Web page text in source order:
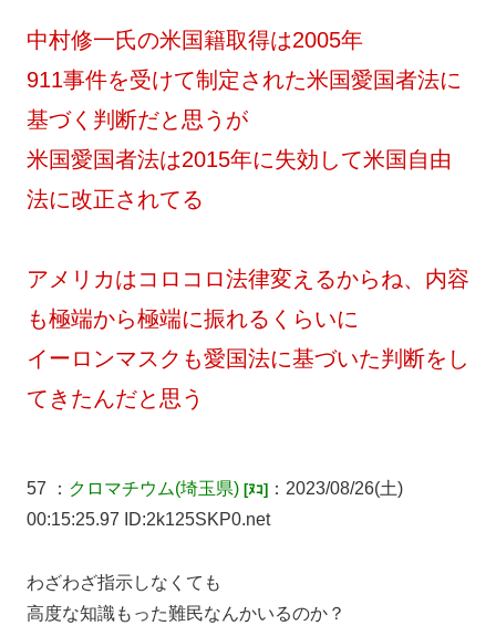
中村修一氏の米国籍取得は2005年
911事件を受けて制定された米国愛国者法に
基づく判断だと思うが
米国愛国者法は2015年に失効して米国自由
法に改正されてる
アメリカはコロコロ法律変えるからね、内容
も極端から極端に振れるくらいに
イーロンマスクも愛国法に基づいた判断をし
てきたんだと思う
57 ： クロマチウム(埼玉県) [ﾇｺ] ：2023/08/26(土)
00:15:25.97 ID:2k125SKP0.net
わざわざ指示しなくても
高度な知識もった難民なんかいるのか？